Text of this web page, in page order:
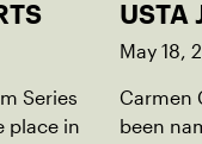
Series
place in
USTA
May 18,
Carmen
been